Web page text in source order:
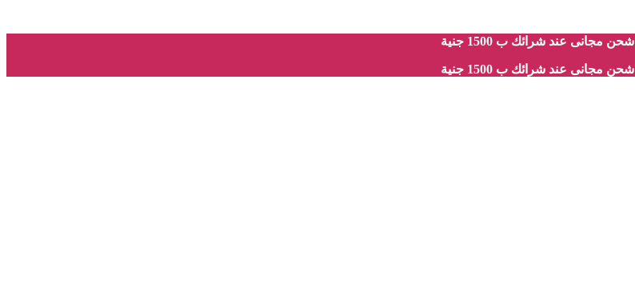
شحن مجانى عند شرائك ب 1500 جنية
شحن مجانى عند شرائك ب 1500 جنية